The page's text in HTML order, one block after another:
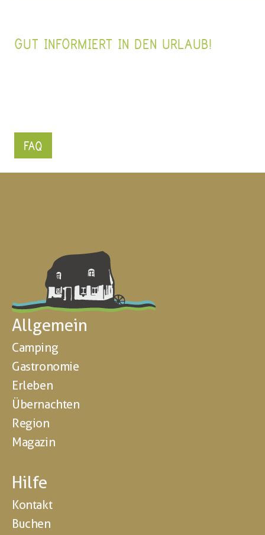
GUT INFORMIERT IN DEN URLAUB!
FAQ
Allgemein
Camping
Gastronomie
Erleben
Übernachten
Region
Magazin
Hilfe
Kontakt
Buchen